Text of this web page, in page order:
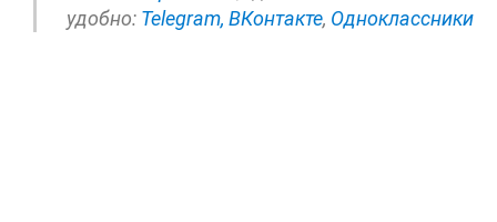
удобно: Telegram, ВКонтакте, Одноклассники